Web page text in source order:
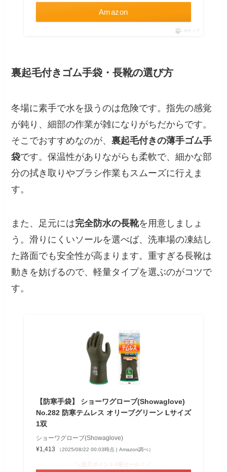
Amazon
ポチップ
裏起毛付きゴム手袋・長靴の選び方
冬場に素手で水を扱うのは危険です。指先の感覚
が鈍り、細部の作業が雑になりがちだからです。
そこでおすすめなのが、裏起毛付きの薄手ゴム手
袋です。保温性がありながらも柔軟で、細かな部
分の拭き取りやブラシ作業もスムーズに行えま
す。
また、足元には完全防水の長靴を用意しましょ
う。滑りにくいソールを選べば、洗車場の凍結し
た路面でも安全性が高まります。重すぎる長靴は
動きを妨げるので、軽量タイプを選ぶのがコツで
す。
【防寒手袋】 ショーワグローブ(Showaglove)
No.282 防寒テムレス オリーブグリーン Lサイズ
1双
ショーワグローブ(Showaglove)
¥1,413
（2025/08/22 00:03時点 | Amazon調べ）